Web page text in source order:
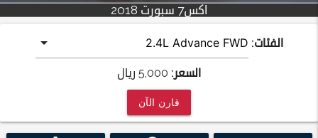
اكس7 سبورت 2018
الفئات:
السعر: 5,000 ريال
قارن الآن